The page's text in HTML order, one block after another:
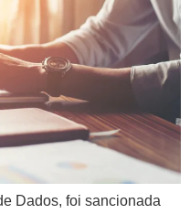
Dados, foi sancionada